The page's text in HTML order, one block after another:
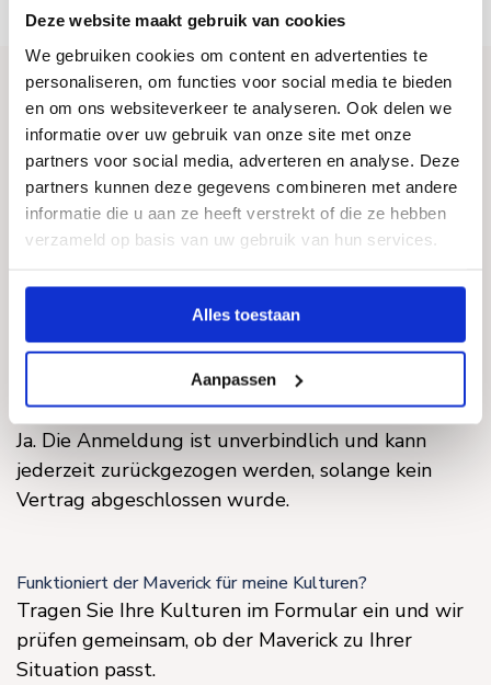
Deze website maakt gebruik van cookies
We gebruiken cookies om content en advertenties te
personaliseren, om functies voor social media te bieden
en om ons websiteverkeer te analyseren. Ook delen we
informatie over uw gebruik van onze site met onze
partners voor social media, adverteren en analyse. Deze
partners kunnen deze gegevens combineren met andere
informatie die u aan ze heeft verstrekt of die ze hebben
verzameld op basis van uw gebruik van hun services.
Alles toestaan
Aanpassen
Fragen und Antworten
entscheiden und ein Vertrag unterzeichnet ist.
Kann ich meine Anmeldung zurückziehen?
Ja. Die Anmeldung ist unverbindlich und kann
jederzeit zurückgezogen werden, solange kein
Vertrag abgeschlossen wurde.
Funktioniert der Maverick für meine Kulturen?
Tragen Sie Ihre Kulturen im Formular ein und wir
prüfen gemeinsam, ob der Maverick zu Ihrer
Situation passt.